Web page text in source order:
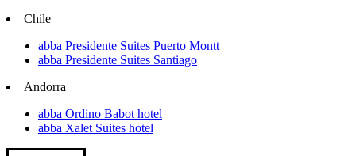
Chile
abba Presidente Suites Puerto Montt
abba Presidente Suites Santiago
Andorra
abba Ordino Babot hotel
abba Xalet Suites hotel